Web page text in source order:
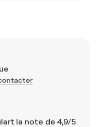
la note de 4,9/5